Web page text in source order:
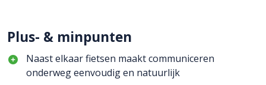
Plus- & minpunten
Naast elkaar fietsen maakt communiceren
onderweg eenvoudig en natuurlijk